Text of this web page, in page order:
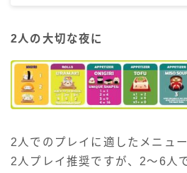
2人の大切な夜に
2人でのプレイに適したメニュー
2人プレイ推奨ですが、2～6人